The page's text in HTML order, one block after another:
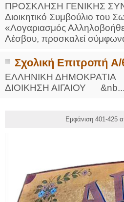
ΠΡΟΣΚΛΗΣΗ ΓΕΝΙΚΗΣ
Διοικητικό Συμβούλιο του
«Λογαριασμός
Λέσβου, προσκαλεί
Σχολική Επιτροπή
ΕΛΛΗΝΙΚΗ
ΔΙΟΙΚΗΣΗ ΑΙΓΑΙΟΥ &nb...
Εμφάνιση 401-425